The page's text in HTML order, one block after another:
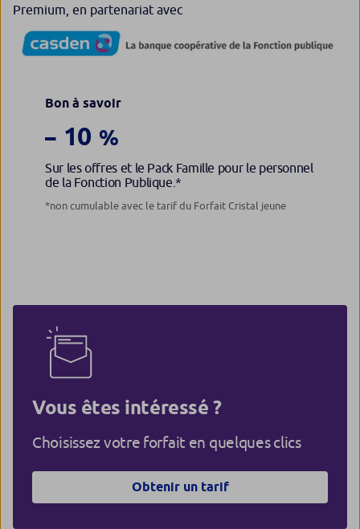
Premium, en partenariat avec
Bon à savoir
– 10 %
Sur les offres et le Pack Famille pour le personnel
de la Fonction Publique.*
*non cumulable avec le tarif du Forfait Cristal jeune
Vous êtes intéressé ?
Choisissez votre forfait en quelques clics
Obtenir un tarif